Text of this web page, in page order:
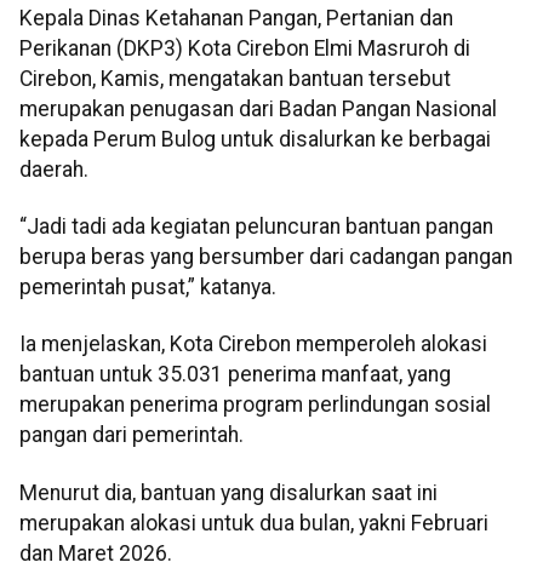
Kepala Dinas Ketahanan Pangan, Pertanian dan
Perikanan (DKP3) Kota Cirebon Elmi Masruroh di
Cirebon, Kamis, mengatakan bantuan tersebut
merupakan penugasan dari Badan Pangan Nasional
kepada Perum Bulog untuk disalurkan ke berbagai
daerah.
“Jadi tadi ada kegiatan peluncuran bantuan pangan
berupa beras yang bersumber dari cadangan pangan
pemerintah pusat,” katanya.
Ia menjelaskan, Kota Cirebon memperoleh alokasi
bantuan untuk 35.031 penerima manfaat, yang
merupakan penerima program perlindungan sosial
pangan dari pemerintah.
Menurut dia, bantuan yang disalurkan saat ini
merupakan alokasi untuk dua bulan, yakni Februari
dan Maret 2026.